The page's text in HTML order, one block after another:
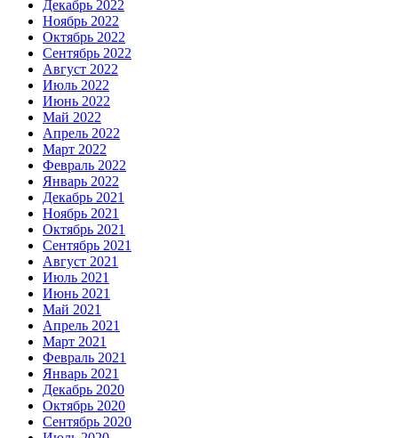
Декабрь 2022
Ноябрь 2022
Октябрь 2022
Сентябрь 2022
Август 2022
Июль 2022
Июнь 2022
Май 2022
Апрель 2022
Март 2022
Февраль 2022
Январь 2022
Декабрь 2021
Ноябрь 2021
Октябрь 2021
Сентябрь 2021
Август 2021
Июль 2021
Июнь 2021
Май 2021
Апрель 2021
Март 2021
Февраль 2021
Январь 2021
Декабрь 2020
Октябрь 2020
Сентябрь 2020